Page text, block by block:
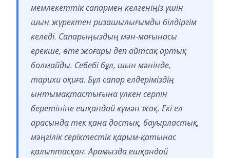
мемлекеттік сапармен келгеніңіз үшін
шын жүректен ризашылығымды білдіргім
келеді. Сапарыңыздың мән-мағынасы
ерекше, өте жоғары деп айтсақ артық
болмайды. Себебі бұл, шын мәнінде,
тарихи оқиға. Бұл сапар елдеріміздің
ынтымақтастығына үлкен серпін
беретініне ешқандай күмән жоқ. Екі ел
арасында тек қана достық, бауырластық,
мәңгілік серіктестік қарым-қатынас
қалыптасқан. Арамызда ешқандай